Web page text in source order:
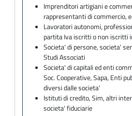
Imprenditori artigiani e
rappresentanti di commercio,
Lavoratori autonomi,
partita Iva iscritti o non iscritti
Societa' di persone, societa'
Studi Associati
Societa' di capitali ed enti
Soc. Cooperative, Sapa, Enti
diversi dalle societa'
Istituti di credito, Sim, altri
societa' fiduciarie